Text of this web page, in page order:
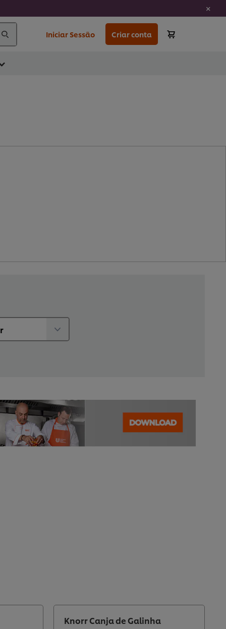
Iniciar Sessão Criar conta
Knorr Canja de Galinha